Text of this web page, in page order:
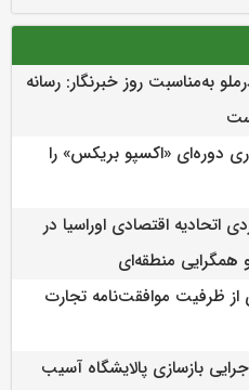
به‌مناسبت روز خبرنگار: رسانه
دوره‌ای «اکسپو بریکس» را
اتحادیه اقتصادی اوراسیا در
همگرایی منطقه‌ای
از ظرفیت موافقت‌نامه تجارت
بازسازی پالایشگاه آسیب